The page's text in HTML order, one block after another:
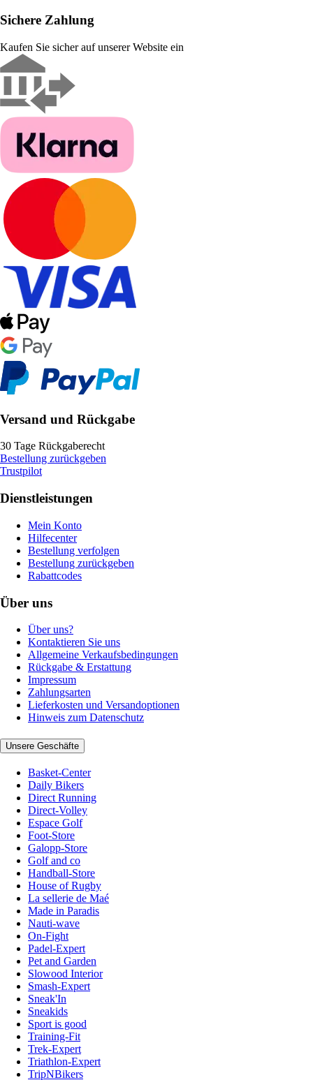
Sichere Zahlung
Kaufen Sie sicher auf unserer Website ein
Versand und Rückgabe
30 Tage Rückgaberecht
Bestellung zurückgeben
Trustpilot
Dienstleistungen
Mein Konto
Hilfecenter
Bestellung verfolgen
Bestellung zurückgeben
Rabattcodes
Über uns
Über uns?
Kontaktieren Sie uns
Allgemeine Verkaufsbedingungen
Rückgabe & Erstattung
Impressum
Zahlungsarten
Lieferkosten und Versandoptionen
Hinweis zum Datenschutz
Unsere Geschäfte
Basket-Center
Daily Bikers
Direct Running
Direct-Volley
Espace Golf
Foot-Store
Galopp-Store
Golf and co
Handball-Store
House of Rugby
La sellerie de Maé
Made in Paradis
Nauti-wave
On-Fight
Padel-Expert
Pet and Garden
Slowood Interior
Smash-Expert
Sneak'In
Sneakids
Sport is good
Training-Fit
Trek-Expert
Triathlon-Expert
TripNBikers